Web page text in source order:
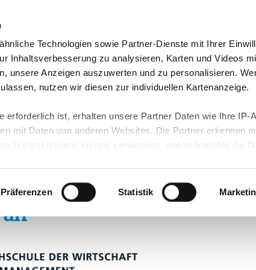
Technologien sowie Partner-Dienste mit Ihrer
Inhaltsverbesserung zu analysieren, Karten und Videos
unsere Anzeigen auszuwerten und zu personalisieren.
nutzen wir diesen zur individuellen Kartenanzeige.
erforderlich ist, erhalten unsere Partner Daten wie Ihre IP-
mit Daten von anderen Websites. Die Partner erkennen
verschiedene Geräte verwenden, und verknüpfen die
Daten führen kann.
unserenDatenschutzhinweisenund in unsererCookie-
Funktionen für diese Zwecke aktiviert sind, müssen
können mittels nachfolgender Buttons über Ihre
erteilte Einwilligung stets für die Zukunft widerrufen.
Präferenzen Statistik
& Angebote Presse & Themen Jobs &
Studium